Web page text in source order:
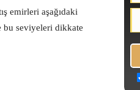
emirleri aşağıdaki
bu seviyeleri dikkate